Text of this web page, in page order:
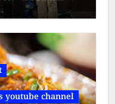
Phet” ณ
youtube channel